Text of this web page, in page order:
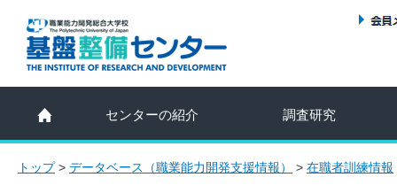
センターの紹介 調査研究
トップ> データベース（職業能力開発支援情報） > 在職者訓練情報